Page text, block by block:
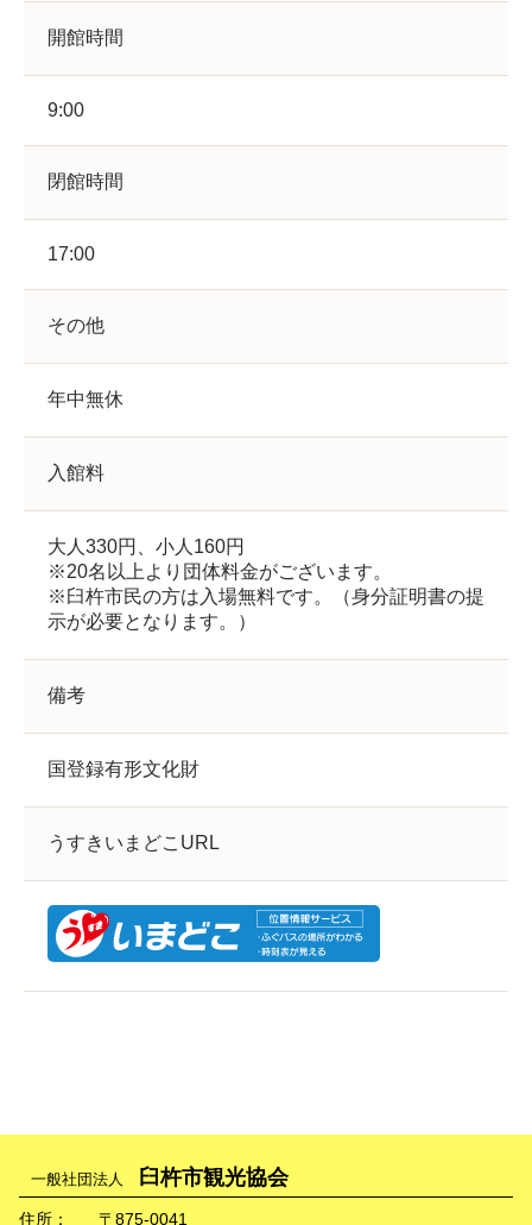
開館時間
9:00
閉館時間
17:00
その他
年中無休
入館料
大人330円、小人160円
※20名以上より団体料金がございます。
※臼杵市民の方は入場無料です。（身分証明書の提
示が必要となります。）
備考
国登録有形文化財
うすきいまどこURL
一般社団法人 臼杵市観光協会
住所： 〒875-0041